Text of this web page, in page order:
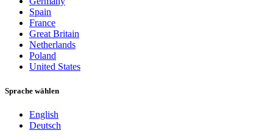
Spain
France
Great Britain
Netherlands
Poland
United States
Sprache wählen
English
Deutsch